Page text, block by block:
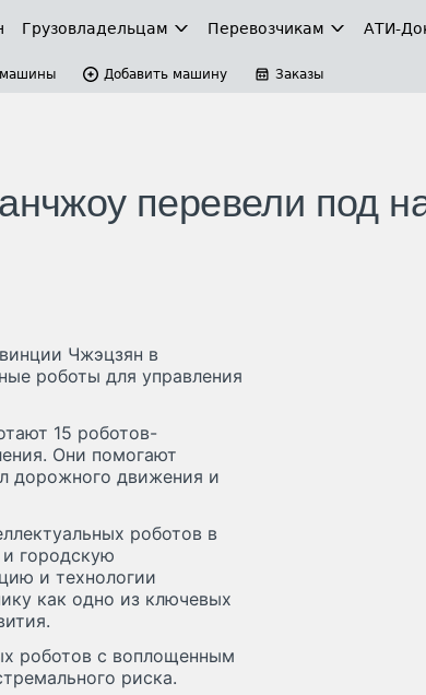
Грузовладельцам Перевозчикам АТИ-
Добавить машину Заказы
перевели под
Чжэцзян в
роботы для управления
15 роботов-
Они помогают
дорожного движения и
роботов в
городскую
и технологии
как одно из ключевых
роботов с воплощенным
риска.